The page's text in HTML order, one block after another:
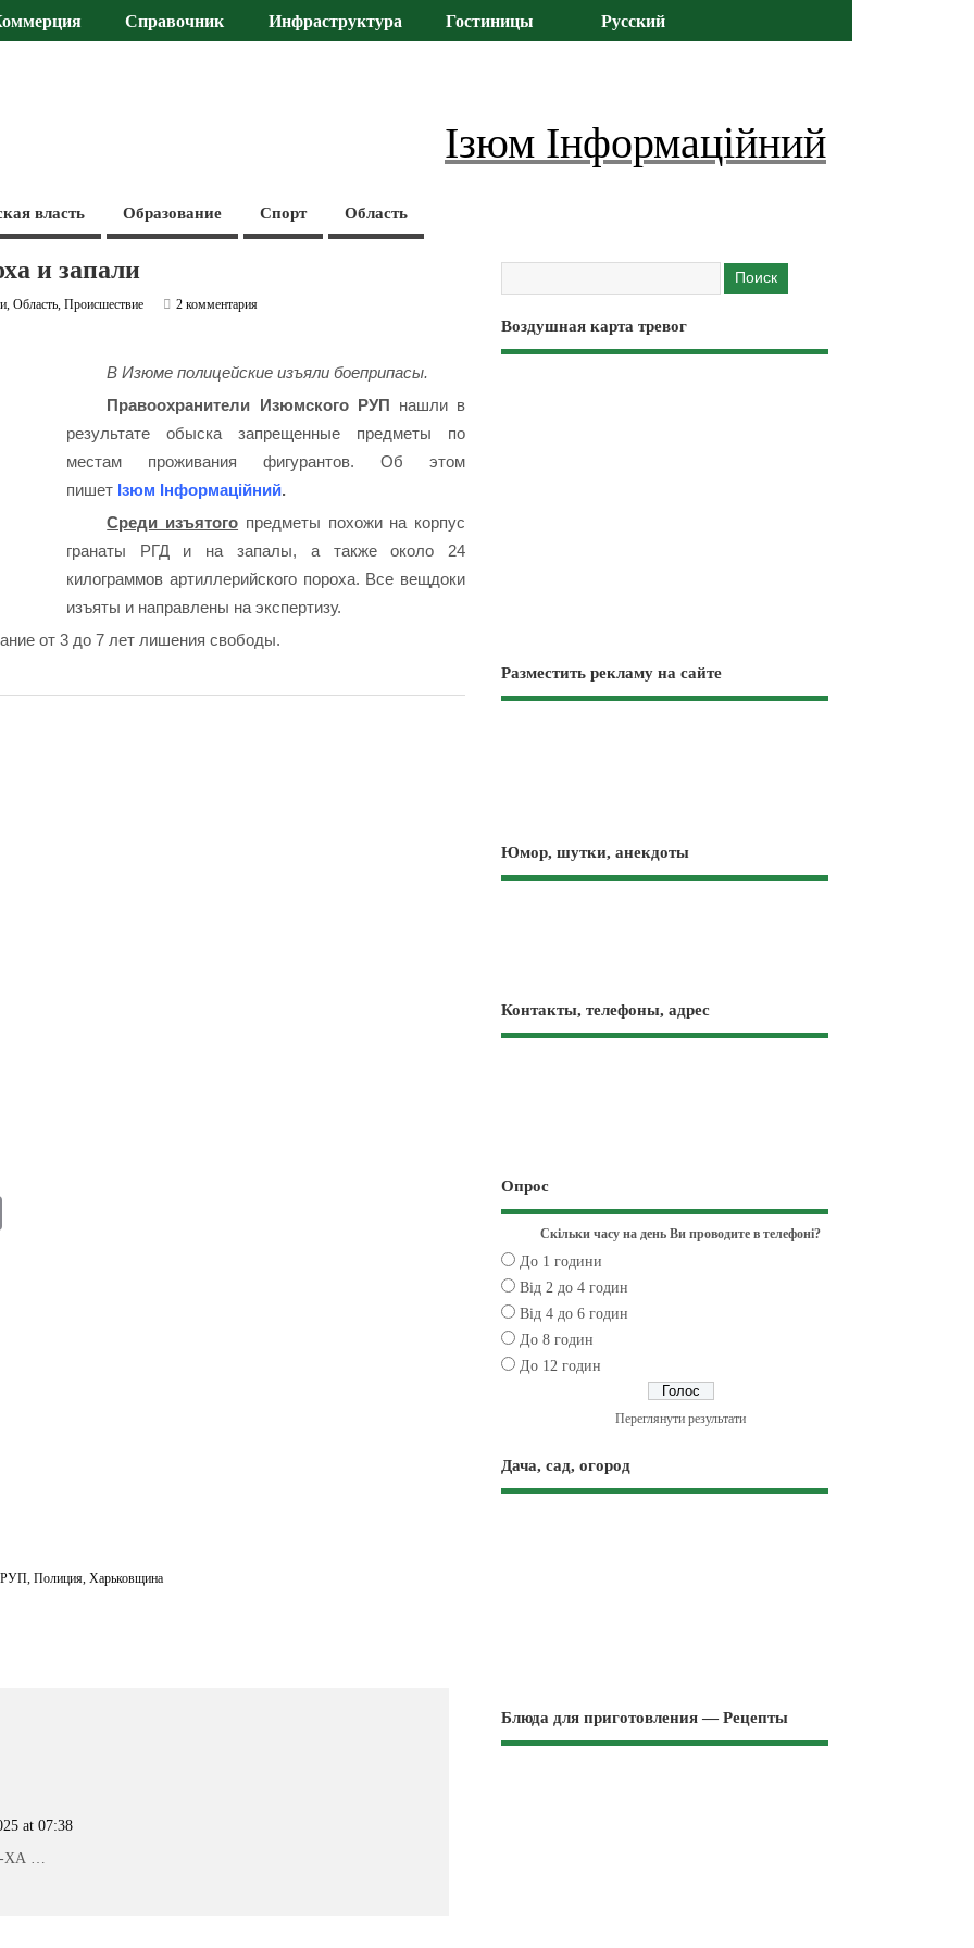
Справочник Инфраструктура Гостиницы Русский
Ізюм Інформаційний
власть Образование Спорт Область
и запали
,Область,Происшествие
2 комментария
В Изюме полицейские изъяли боеприпасы.
Правоохранители Изюмского РУП нашли в
результате обыска запрещенные предметы по
местам проживания фигурантов. Об этом
пишет Ізюм Інформаційний.
Среди изъятого предметы похожи на корпус
гранаты РГД и на запалы, а также около 24
килограммов артиллерийского пороха. Все вещдоки
изъяты и направлены на экспертизу.
от 3 до 7 лет лишения свободы.
РУП ,Полиция ,Харьковщина
at 07:38
ХА …
Воздушная карта тревог
Разместить рекламу на сайте
Юмор, шутки, анекдоты
Контакты, телефоны, адрес
Опрос
Скільки часу на день Ви проводите в телефоні?
До 1 години
Від 2 до 4 годин
Від 4 до 6 годин
До 8 годин
До 12 годин
Переглянути результати
Дача, сад, огород
Блюда для приготовления — Рецепты